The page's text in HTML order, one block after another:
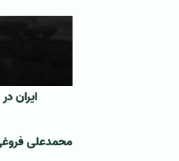
ایران در 1919
محمدعلی